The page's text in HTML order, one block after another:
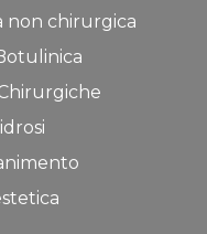
non chirurgica